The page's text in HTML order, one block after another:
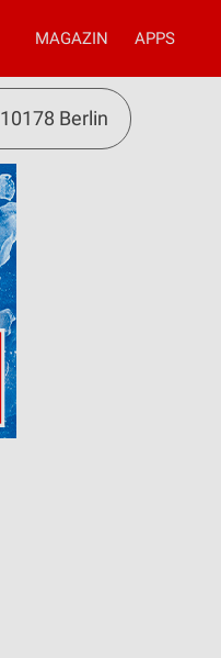
MAGAZIN APPS
10178 Berlin